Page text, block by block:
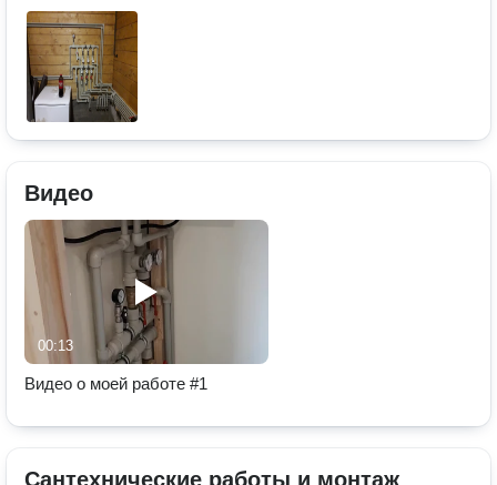
Видео
00:13
Видео о моей работе #1
Сантехнические работы и монтаж